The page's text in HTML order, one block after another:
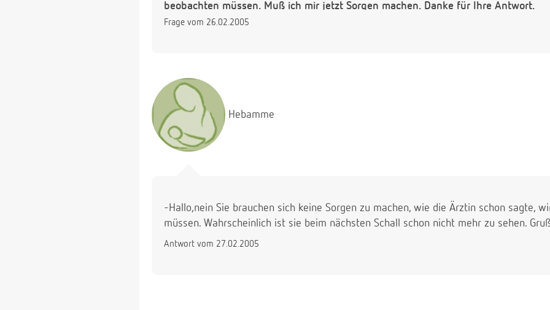
beobachten müssen. Muß ich mir jetzt Sorgen machen. Danke für Ihre Antwort.
Frage vom 26.02.2005
Hebamme
-Hallo,nein Sie brauchen sich keine Sorgen zu machen, wie die Ärztin schon sagte,
müssen. Wahrscheinlich ist sie beim nächsten Schall schon nicht mehr zu sehen.
Antwort vom 27.02.2005